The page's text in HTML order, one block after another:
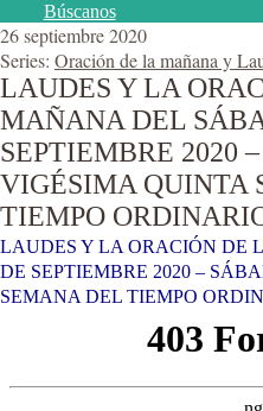
Búscanos
26 septiembre 2020
Series: Oración de la mañana y
LAUDES Y LA
MAÑANA DEL
SEPTIEMBRE 2020
VIGÉSIMA QUINTA
TIEMPO
LAUDES Y LA ORACIÓN DE
DE SEPTIEMBRE 2020 –
SEMANA DEL TIEMPO